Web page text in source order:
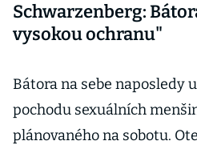
Schwarzenberg:
vysokou ochranu"
Bátora na sebe naposledy
pochodu sexuálních
plánovaného na sobotu.